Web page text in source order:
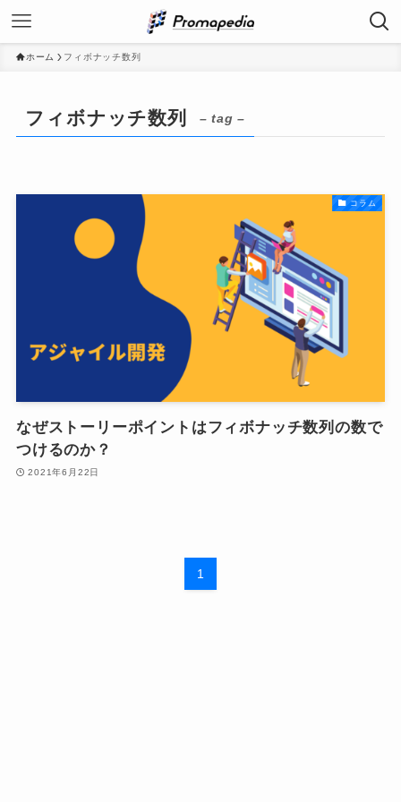
ホーム フィボナッチ数列
フィボナッチ数列 – tag –
コラム
なぜストーリーポイントはフィボナッチ数列の数で
つけるのか？
2021年6月22日
1